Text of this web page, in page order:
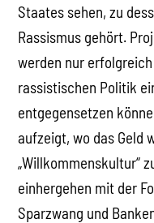
Staates sehen, zu
Rassismus gehört.
werden nur
rassistischen Politik
entgegensetzen
aufzeigt, wo das Geld
„Willkommenskultur“
einhergehen mit der
Sparzwang und